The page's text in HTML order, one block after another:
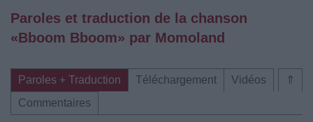
Paroles et traduction de la chanson
«Bboom Bboom» par Momoland
⇑
Paroles + Traduction Téléchargement
Vidéos
Commentaires